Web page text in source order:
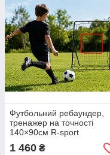
Футбольний ребаундер,
тренажер на точності
140×90см R-sport
5907182630474
1 460 ₴